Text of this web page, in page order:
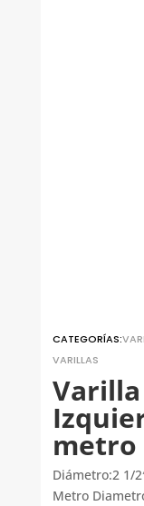
CATEGORÍAS:
VARILLAS
Varilla
metro
Diámetro:2 1/
Metro